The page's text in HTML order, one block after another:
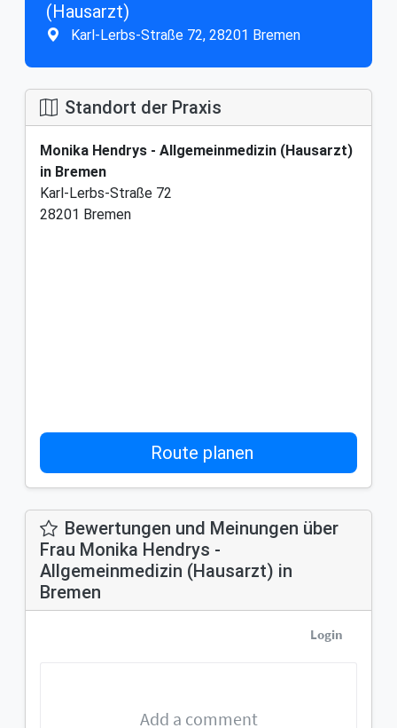
(Hausarzt)
Karl-Lerbs-Straße 72, 28201 Bremen
Standort der Praxis
Monika Hendrys - Allgemeinmedizin (Hausarzt)
in Bremen
Karl-Lerbs-Straße 72
28201 Bremen
Route planen
Bewertungen und Meinungen über
Frau Monika Hendrys -
Allgemeinmedizin (Hausarzt) in
Bremen
Login